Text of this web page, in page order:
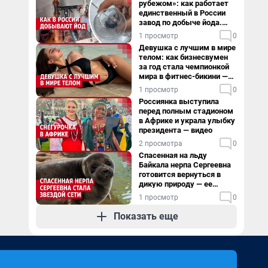
рубежом»: как работает
единственный в России
завод по добыче йода.
Видео
1 просмотр 0
Девушка с лучшим в мире
телом: как бизнесвумен
за год стала чемпионкой
мира в фитнес-бикини —
видео
1 просмотр 0
Россиянка выступила
перед полным стадионом
в Африке и украла улыбку
президента — видео
2 просмотра 0
Спасенная на льду
Байкала нерпа Сергеевна
готовится вернуться в
дикую природу — ее
видеоистория
1 просмотр 0
Показать еще